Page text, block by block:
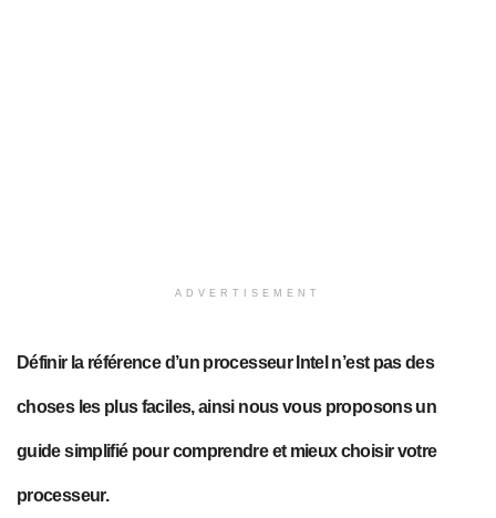
ADVERTISEMENT
Définir la référence d’un processeur Intel n’est pas des
choses les plus faciles, ainsi nous vous proposons un
guide simplifié pour comprendre et mieux choisir votre
processeur.